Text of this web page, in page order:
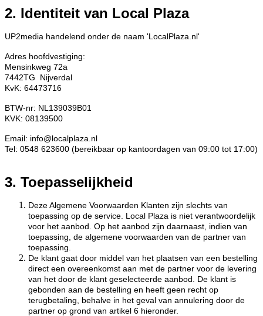
2. Identiteit van Local Plaza
UP2media handelend onder de naam 'LocalPlaza.nl'
Adres hoofdvestiging:
Mensinkweg 72a
7442TG Nijverdal
KvK: 64473716
BTW-nr: NL139039B01
KVK: 08139500
Email: info@localplaza.nl
Tel: 0548 623600 (bereikbaar op kantoordagen van 09:00 tot 17:00)
3. Toepasselijkheid
Deze Algemene Voorwaarden Klanten zijn slechts van
toepassing op de service. Local Plaza is niet verantwoordelijk
voor het aanbod. Op het aanbod zijn daarnaast, indien van
toepassing, de algemene voorwaarden van de partner van
toepassing.
De klant gaat door middel van het plaatsen van een bestelling
direct een overeenkomst aan met de partner voor de levering
van het door de klant geselecteerde aanbod. De klant is
gebonden aan de bestelling en heeft geen recht op
terugbetaling, behalve in het geval van annulering door de
partner op grond van artikel 6 hieronder.